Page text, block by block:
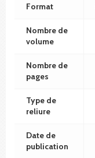
Format
Nombre de
volume
Nombre de
pages
Type de
reliure
Date de
publication